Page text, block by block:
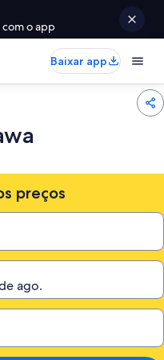
com o app
Baixar app
preços